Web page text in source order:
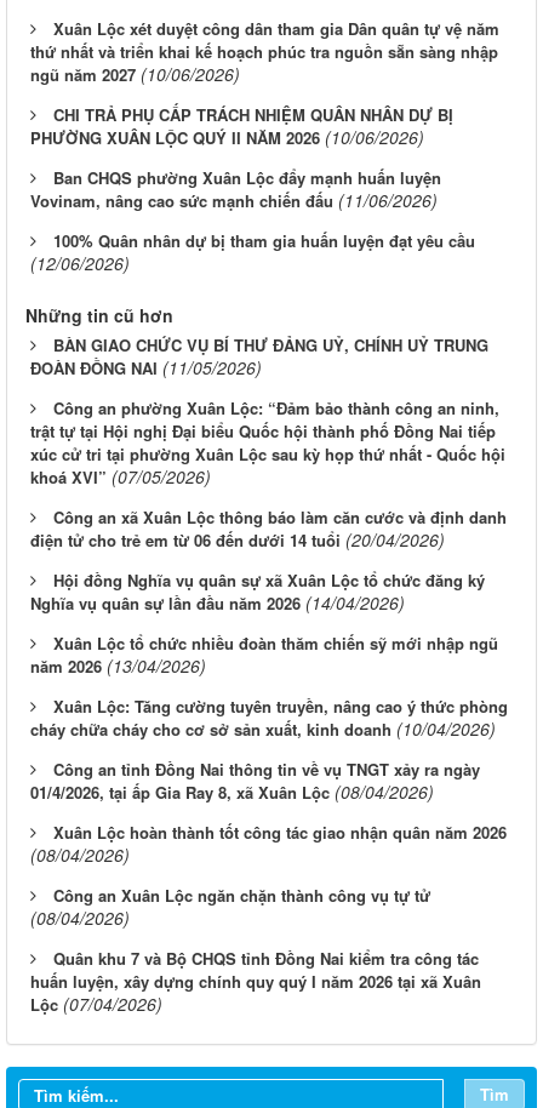
Xuân Lộc xét duyệt công dân tham gia Dân quân tự vệ năm
thứ nhất và triển khai kế hoạch phúc tra nguồn sẵn sàng nhập
ngũ năm 2027 (10/06/2026)
CHI TRẢ PHỤ CẤP TRÁCH NHIỆM QUÂN NHÂN DỰ BỊ
PHƯỜNG XUÂN LỘC QUÝ II NĂM 2026 (10/06/2026)
Ban CHQS phường Xuân Lộc đẩy mạnh huấn luyện
Vovinam, nâng cao sức mạnh chiến đấu (11/06/2026)
100% Quân nhân dự bị tham gia huấn luyện đạt yêu cầu
(12/06/2026)
Những tin cũ hơn
BÀN GIAO CHỨC VỤ BÍ THƯ ĐẢNG UỶ, CHÍNH UỶ TRUNG
ĐOÀN ĐỒNG NAI (11/05/2026)
Công an phường Xuân Lộc: “Đảm bảo thành công an ninh,
trật tự tại Hội nghị Đại biểu Quốc hội thành phố Đồng Nai tiếp
xúc cử tri tại phường Xuân Lộc sau kỳ họp thứ nhất - Quốc hội
khoá XVI” (07/05/2026)
Công an xã Xuân Lộc thông báo làm căn cước và định danh
điện tử cho trẻ em từ 06 đến dưới 14 tuổi (20/04/2026)
Hội đồng Nghĩa vụ quân sự xã Xuân Lộc tổ chức đăng ký
Nghĩa vụ quân sự lần đầu năm 2026 (14/04/2026)
Xuân Lộc tổ chức nhiều đoàn thăm chiến sỹ mới nhập ngũ
năm 2026 (13/04/2026)
Xuân Lộc: Tăng cường tuyên truyền, nâng cao ý thức phòng
cháy chữa cháy cho cơ sở sản xuất, kinh doanh (10/04/2026)
Công an tỉnh Đồng Nai thông tin về vụ TNGT xảy ra ngày
01/4/2026, tại ấp Gia Ray 8, xã Xuân Lộc (08/04/2026)
Xuân Lộc hoàn thành tốt công tác giao nhận quân năm 2026
(08/04/2026)
Công an Xuân Lộc ngăn chặn thành công vụ tự tử
(08/04/2026)
Quân khu 7 và Bộ CHQS tỉnh Đồng Nai kiểm tra công tác
huấn luyện, xây dựng chính quy quý I năm 2026 tại xã Xuân
Lộc (07/04/2026)
Tìm